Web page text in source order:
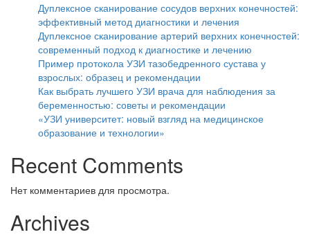
Дуплексное сканирование сосудов верхних конечностей:
эффективный метод диагностики и лечения
Дуплексное сканирование артерий верхних конечностей:
современный подход к диагностике и лечению
Пример протокола УЗИ тазобедренного сустава у
взрослых: образец и рекомендации
Как выбрать лучшего УЗИ врача для наблюдения за
беременностью: советы и рекомендации
«УЗИ университет: новый взгляд на медицинское
образование и технологии»
Recent Comments
Нет комментариев для просмотра.
Archives